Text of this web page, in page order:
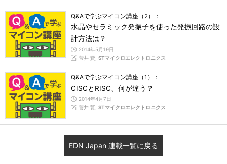
Q&Aで学ぶマイコン講座（2）：
水晶やセラミック発振子を使った発振回路の設
計方法は？
2014年5月19日
菅井 賢, STマイクロエレクトロニクス
Q&Aで学ぶマイコン講座（1）：
CISCとRISC、何が違う？
2014年4月7日
菅井 賢, STマイクロエレクトロニクス
EDN Japan 連載一覧に戻る